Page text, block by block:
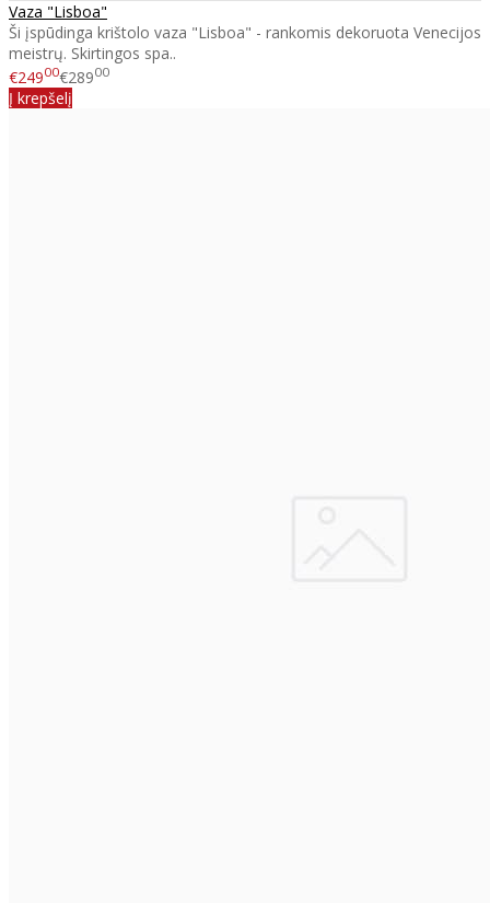
Vaza "Lisboa"
Ši įspūdinga krištolo vaza "Lisboa" - rankomis dekoruota Venecijos
meistrų. Skirtingos spa..
€24900€28900
Į krepšelį